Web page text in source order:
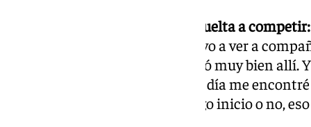
Reencuentro con el Tenerife y vuelta a competir:
mí. Pasé un buen año allí y vuelvo a ver a
pasada, a la afición, que me trató muy bien allí.
a disposición del míster. El otro día me
entrenando con el grupo. Si salgo inicio o no,